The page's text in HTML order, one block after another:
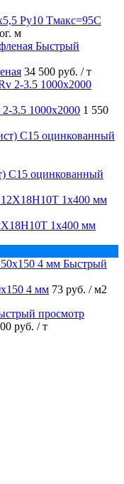
Ру10 Тмакс=95C
м
Быстрый
34 500 руб. / т
3.5 1000х2000 1 550
С15 оцинкованный
1х400 мм
Быстрый
4 мм 73 руб. / м2
просмотр
руб. / т